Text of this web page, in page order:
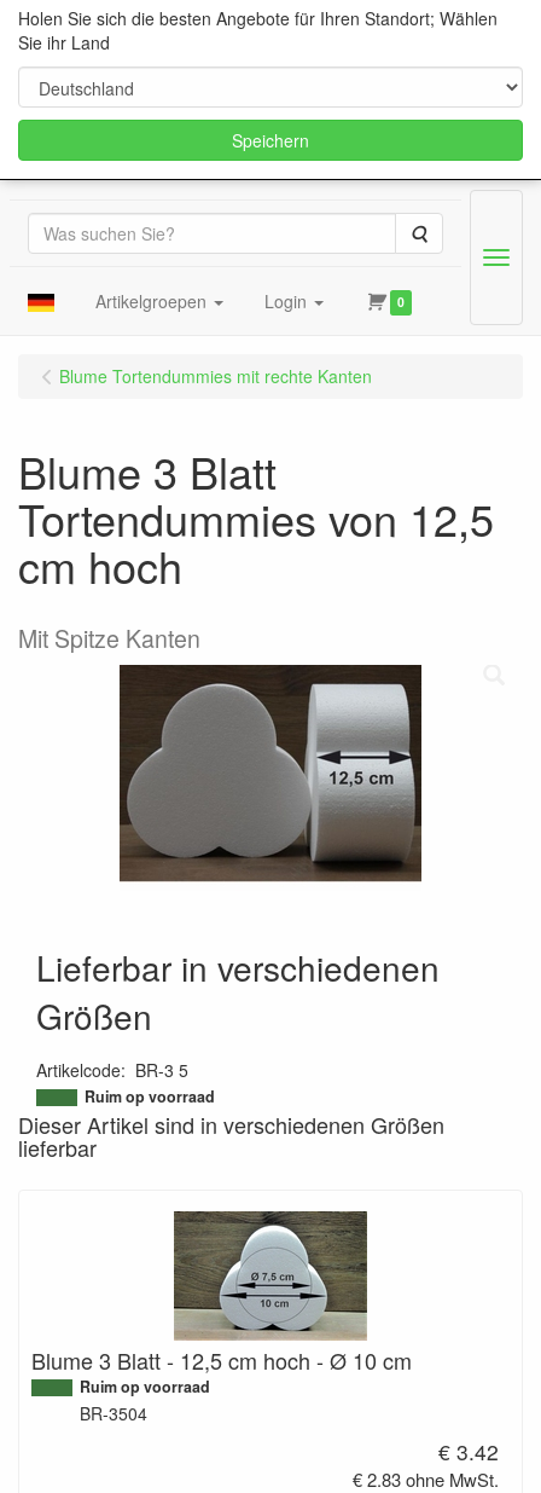
Suche
Artikelgroepen Login 0
Menu
Blume Tortendummies mit rechte Kanten
Blume 3 Blatt
Tortendummies von 12,5
cm hoch
Mit Spitze Kanten
Lieferbar in verschiedenen
Größen
Artikelcode: BR-3 5
9502112988135
Ruim op voorraad
Dieser Artikel sind in verschiedenen Größen
lieferbar
Blume 3 Blatt - 12,5 cm hoch - Ø 10 cm
Ruim op voorraad
BR-3504
€ 3.42
€ 2.83 ohne MwSt.
Holen Sie sich die besten Angebote für Ihren Standort; Wählen
Sie ihr Land
Speichern